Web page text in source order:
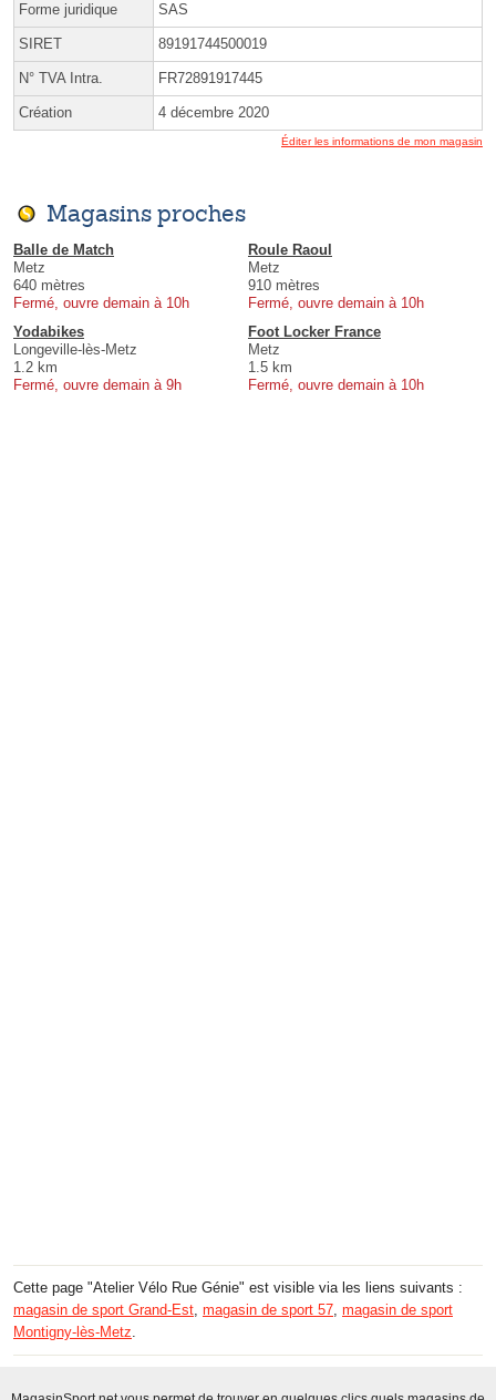
Forme juridique SAS
SIRET 89191744500019
N° TVA Intra. FR72891917445
Création 4 décembre 2020
Éditer les informations de mon magasin
Magasins proches
Balle de Match
Metz
640 mètres
Fermé, ouvre demain à 10h
Roule Raoul
Metz
910 mètres
Fermé, ouvre demain à 10h
Yodabikes
Longeville-lès-Metz
1.2 km
Fermé, ouvre demain à 9h
Foot Locker France
Metz
1.5 km
Fermé, ouvre demain à 10h
Cette page "Atelier Vélo Rue Génie" est visible via les liens suivants :
magasin de sport Grand-Est, magasin de sport 57, magasin de sport
Montigny-lès-Metz.